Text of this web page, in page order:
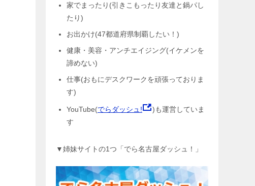
家でまったり(引きこもったり友達と鍋パし
たり)
お出かけ(47都道府県制覇したい！)
健康・美容・アンチエイジング(イケメンを
諦めない)
仕事(おもにデスクワークを頑張っておりま
す)
YouTube(でらダッシュ!
)も運営していま
す
▼姉妹サイトの1つ「でら名古屋ダッシュ！」